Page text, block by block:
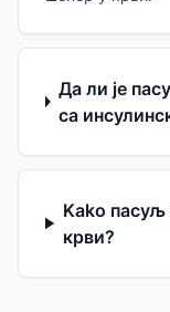
Да ли је
са
Kako пасуљ
крви?